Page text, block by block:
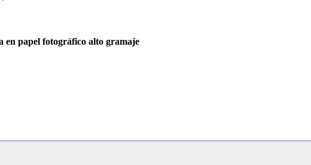
papel fotográfico alto gramaje